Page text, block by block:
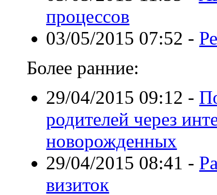
процессов
03/05/2015 07:52 -
Более ранние:
29/04/2015 09:12 -
родителей через
новорожденных
29/04/2015 08:41 -
визиток